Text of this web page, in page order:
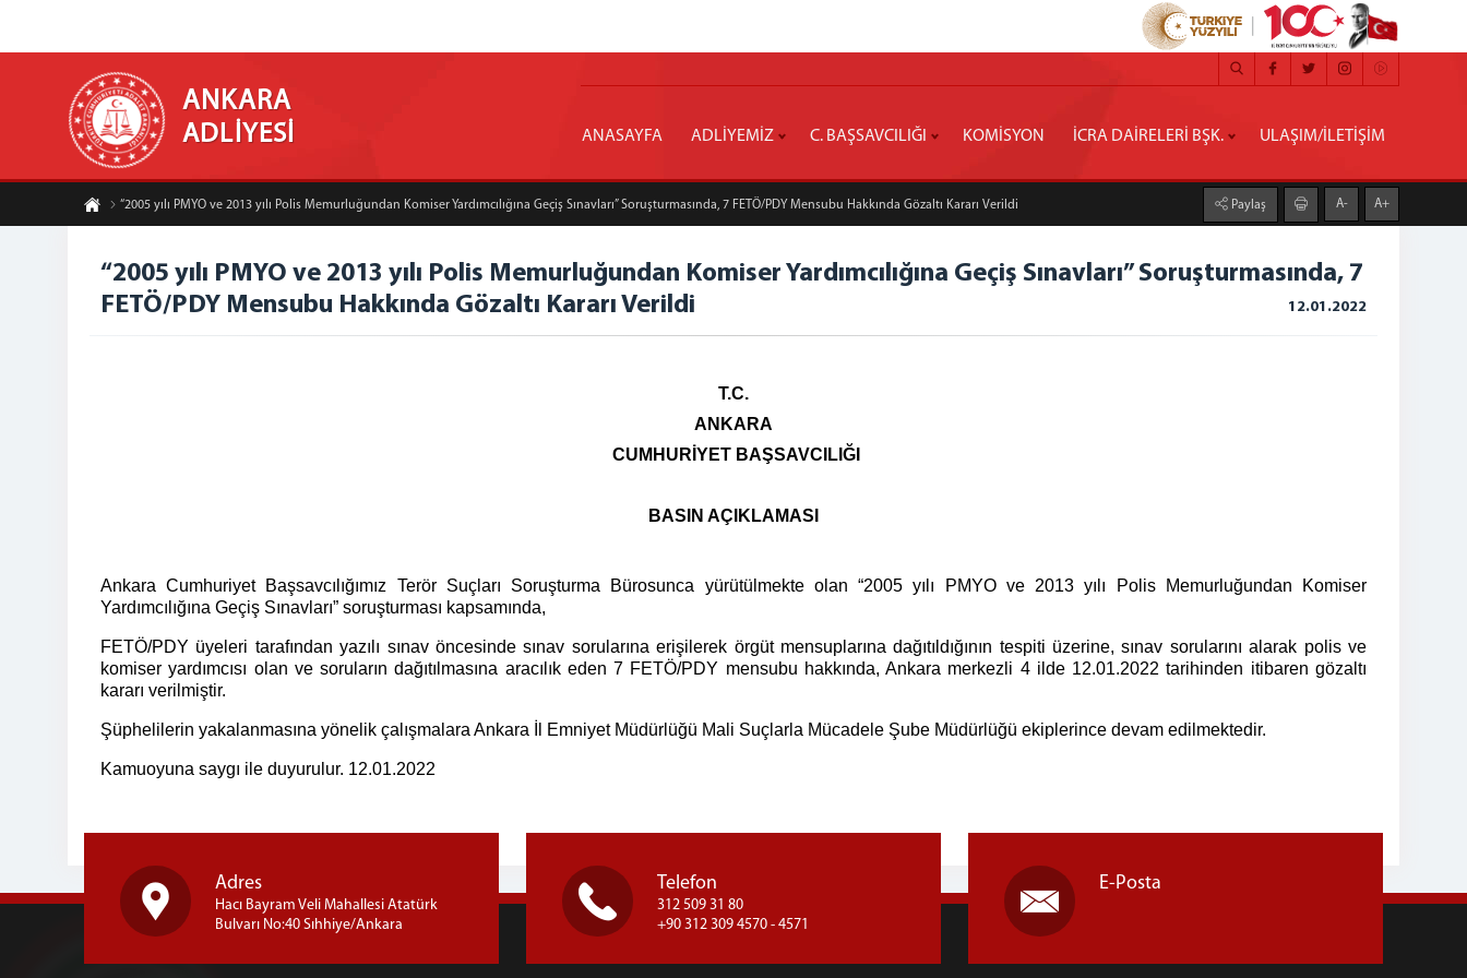
ANKARA
ADLİYESİ ANASAYFA ADLİYEMİZ C. BAŞSAVCILIĞI KOMİSYON İCRA DAİRELERİ BŞK. ULAŞIM/İLETİŞİM
“2005 yılı PMYO ve 2013 yılı Polis Memurluğundan Komiser Yardımcılığına Geçiş Sınavları” Soruşturmasında, 7 FETÖ/PDY Mensubu Hakkında Gözaltı Kararı Verildi Paylaş A- A+
“2005 yılı PMYO ve 2013 yılı Polis Memurluğundan Komiser Yardımcılığına Geçiş Sınavları” Soruşturmasında, 7
FETÖ/PDY Mensubu Hakkında Gözaltı Kararı Verildi
12.01.2022
T.C.
ANKARA
CUMHURİYET BAŞSAVCILIĞI
BASIN AÇIKLAMASI
Ankara Cumhuriyet Başsavcılığımız Terör Suçları Soruşturma Bürosunca yürütülmekte olan “2005 yılı PMYO ve 2013 yılı Polis Memurluğundan Komiser
Yardımcılığına Geçiş Sınavları” soruşturması kapsamında,
FETÖ/PDY üyeleri tarafından yazılı sınav öncesinde sınav sorularına erişilerek örgüt mensuplarına dağıtıldığının tespiti üzerine, sınav sorularını alarak polis ve
komiser yardımcısı olan ve soruların dağıtılmasına aracılık eden 7 FETÖ/PDY mensubu hakkında, Ankara merkezli 4 ilde 12.01.2022 tarihinden itibaren gözaltı
kararı verilmiştir.
Şüphelilerin yakalanmasına yönelik çalışmalara Ankara İl Emniyet Müdürlüğü Mali Suçlarla Mücadele Şube Müdürlüğü ekiplerince devam edilmektedir.
Kamuoyuna saygı ile duyurulur. 12.01.2022
Adres
Hacı Bayram Veli Mahallesi Atatürk
Bulvarı No:40 Sıhhiye/Ankara
Telefon
312 509 31 80
+90 312 309 4570 - 4571
E-Posta